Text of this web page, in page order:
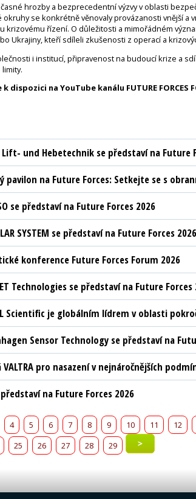
hrozby a bezprecedentní výzvy v oblasti
okruhy se konkrétně věnovaly provázanosti vnější a
krizovému řízení. O důležitosti a mimořádném
Ukrajiny, kteří sdíleli zkušenosti z operací a
i institucí, připravenost na budoucí krize a
k dispozici na YouTube kanálu FUTURE FORCES
Lift- und Hebetechnik se představí na Future
pavilon na Future Forces: Setkejte se s
se představí na Future Forces 2026
SYSTEM se představí na Future Forces 2026
konference Future Forces Forum 2026
Technologies se představí na Future Forces
Scientific je globálním lídrem v oblasti
Sensor Technology se představí na
VALTRA pro nasazení v nejnáročnějších
na Future Forces 2026
4 5 6 7 8 9 10 11 12
25 26 27 28 29 >